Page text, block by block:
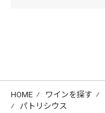
HOME ⁄ ワインを探す ⁄
⁄ パトリシウス